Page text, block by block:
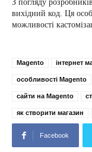
З погляду
вихідний код. Ця
можливості
Magento інтернет
особливості Magento
сайти на Magento
як створити магазин
Facebook